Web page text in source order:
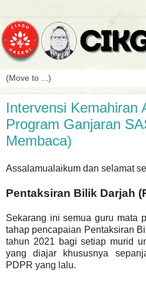
Intervensi Kemahiran
Program Ganjaran
Membaca)
Assalamualaikum dan selamat
Pentaksiran Bilik Darjah
Sekarang ini semua guru mata
tahap pencapaian Pentaksiran
tahun 2021 bagi setiap murid
yang diajar khususnya
PDPR yang lalu.